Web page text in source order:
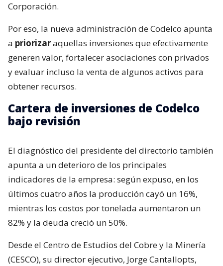
Corporación.
Por eso, la nueva administración de Codelco apunta
a priorizaraquellas inversiones que efectivamente
generen valor, fortalecer asociaciones con privados
y evaluar incluso la venta de algunos activos para
obtener recursos.
Cartera de inversiones de Codelco
bajo revisión
El diagnóstico del presidente del directorio también
apunta a un deterioro de los principales
indicadores de la empresa: según expuso, en los
últimos cuatro años la producción cayó un 16%,
mientras los costos por tonelada aumentaron un
82% y la deuda creció un 50%.
Desde el Centro de Estudios del Cobre y la Minería
(CESCO), su director ejecutivo, Jorge Cantallopts,